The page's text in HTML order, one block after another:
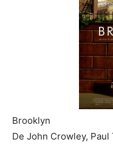
Brooklyn
De John Crowley, Paul